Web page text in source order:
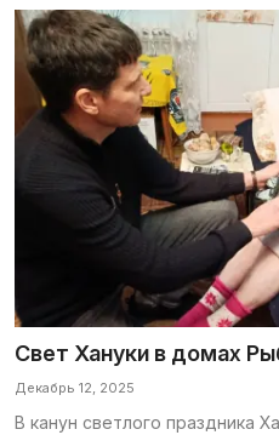
Свет Хануки в домах
Декабрь 12, 2025
В канун светлого праздника